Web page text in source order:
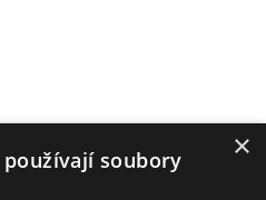
×
soubory